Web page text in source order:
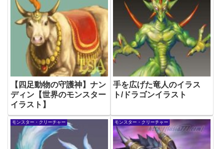
【四足動物の守護神】ナン
ディン【世界のモンスター
イラスト】
手を広げた竜人のイラス
ト/ドラゴンイラスト
モンスター・クリーチャー モンスター・クリーチャー